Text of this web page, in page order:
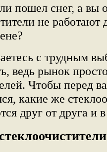
пошел снег, а вы
не
с трудным
ведь рынок
Чтобы перед
какие же
друг от друга и